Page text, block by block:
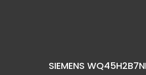
SIEMENS